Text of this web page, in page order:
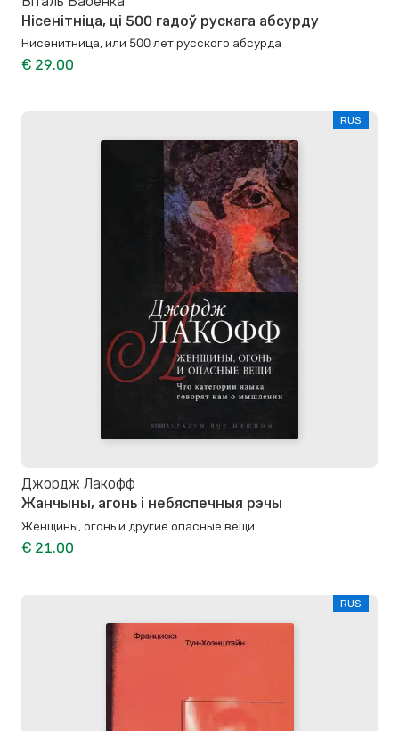
Нісенітніца, ці 500 гадоў рускага абсурду
Нисенитница, или 500 лет русского абсурда
€ 29.00
RUS
Джордж Лакофф
Жанчыны, агонь і небяспечныя рэчы
Женщины, огонь и другие опасные вещи
€ 21.00
RUS